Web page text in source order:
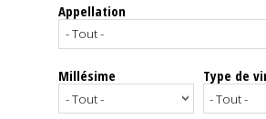
Spiritueux
Notes
Appellation
Millésime Type de